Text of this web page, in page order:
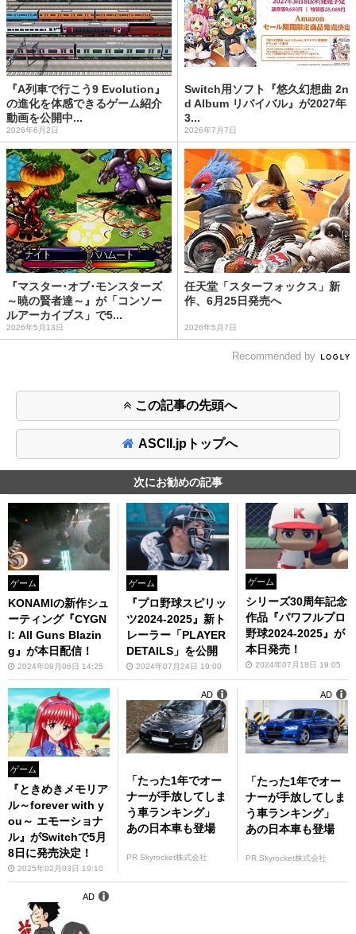
『A列車で行こう9 Evolution』
の進化を体感できるゲーム紹介
動画を公開中...
2026年6月2日
Switch用ソフト『悠久幻想曲 2n
d Album リバイバル』が2027年
3...
2026年7月7日
『マスター･オブ･モンスターズ
～暁の賢者達～』が「コンソー
ルアーカイブス」で5...
2026年5月13日
任天堂「スターフォックス」新
作、6月25日発売へ
2026年5月7日
Recommended by
この記事の先頭へ
ASCII.jpトップへ
次にお勧めの記事
ゲーム
KONAMIの新作シュ
ーティング『CYGN
I: All Guns Blazin
g』が本日配信！
2024年08月06日 14:25
ゲーム
『プロ野球スピリッ
ツ2024-2025』新ト
レーラー「PLAYER
DETAILS」を公開
2024年07月24日 19:00
ゲーム
シリーズ30周年記念
作品『パワフルプロ
野球2024-2025』が
本日発売！
2024年07月18日 19:05
ゲーム
『ときめきメモリア
ル～forever with y
ou～ エモーショナ
ル』がSwitchで5月
8日に発売決定！
2025年02月03日 19:10
「たった1年でオー
ナーが手放してしま
う車ランキング」
あの日本車も登場
PR Skyrocket株式会社
AD
「たった1年でオー
ナーが手放してしま
う車ランキング」
あの日本車も登場
PR Skyrocket株式会社
AD
AD